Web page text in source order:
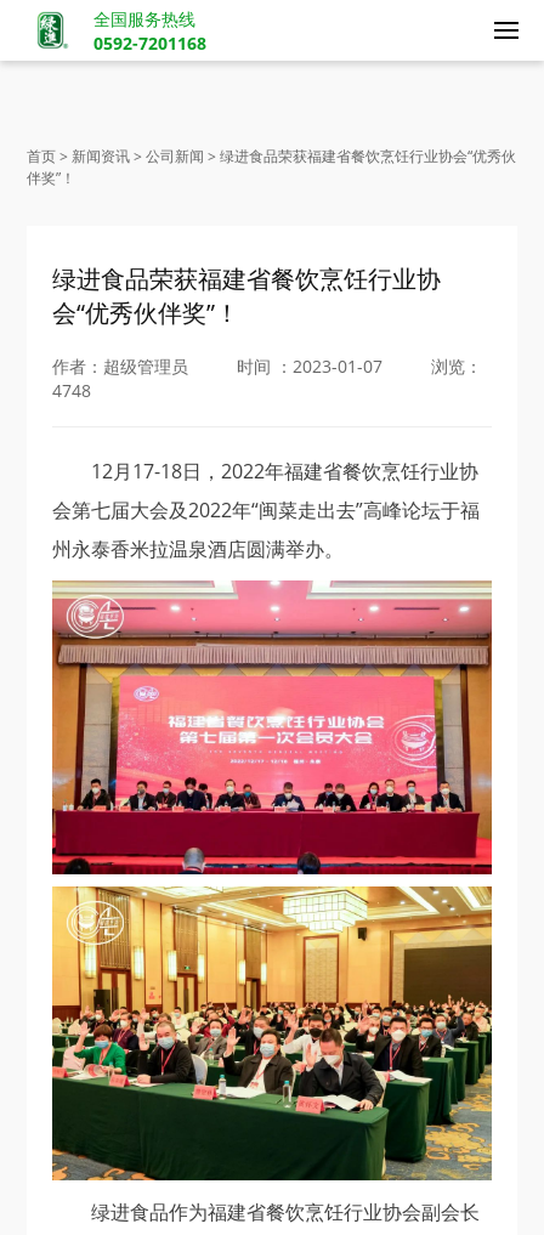
全国服务热线
0592-7201168
首页 > 新闻资讯 > 公司新闻 > 绿进食品荣获福建省餐饮烹饪行业协会“优秀伙
伴奖”！
绿进食品荣获福建省餐饮烹饪行业协
会“优秀伙伴奖”！
作者：超级管理员 时间 ：2023-01-07
浏览：
4748
12月17-18日，2022年福建省餐饮烹饪行业协
会第七届大会及2022年“闽菜走出去”高峰论坛于福
州永泰香米拉温泉酒店圆满举办。
绿进食品作为福建省餐饮烹饪行业协会副会长